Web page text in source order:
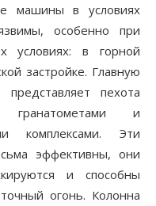
машины в условиях
особенно при
условиях: в горной
застройке. Главную
пехота
гранатометами и
комплексами. Эти
эффективны, они
и способны
огонь. Колонна